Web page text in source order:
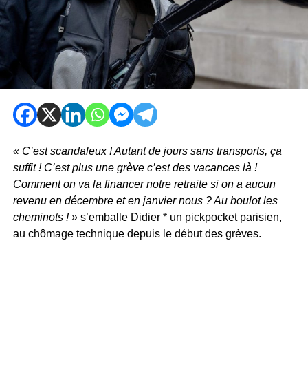
« C’est scandaleux ! Autant de jours sans transports, ça
suffit ! C’est plus une grève c’est des vacances là !
Comment on va la financer notre retraite si on a aucun
revenu en décembre et en janvier nous ? Au boulot les
cheminots ! »s’emballe Didier * un pickpocket parisien,
au chômage technique depuis le début des grèves.